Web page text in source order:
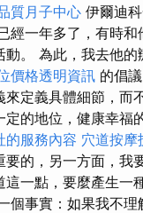
質月子中心 伊爾迪
經一年多了，有時
。 為此，我去他
價格透明資訊 的倡議
定義具體細節，而
的地位，健康幸福
的服務內容 穴道按摩
的，另一方面，我
一點，要麼產生一
個事實：如果我不